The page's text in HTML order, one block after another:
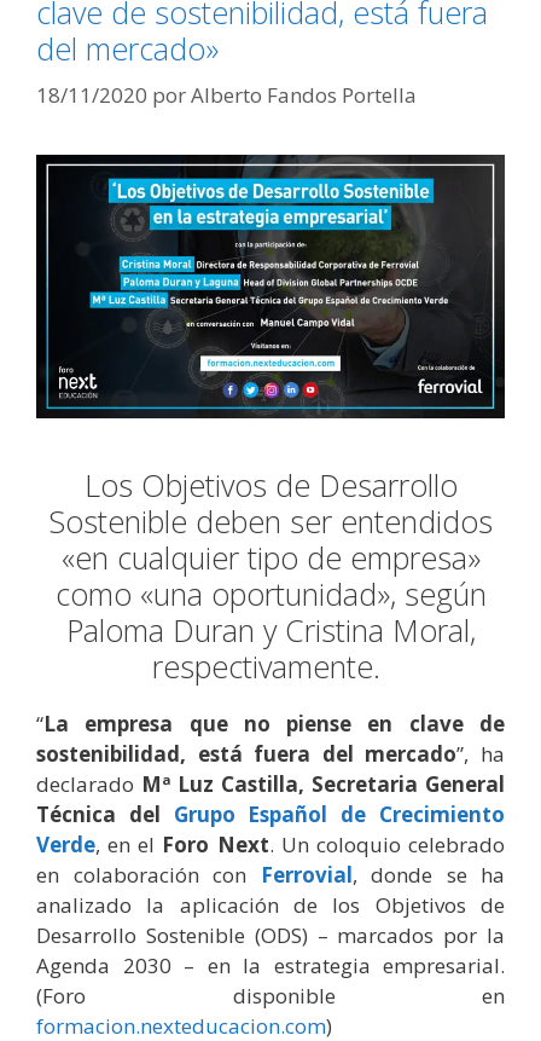
clave de sostenibilidad, está fuera
del mercado»
18/11/2020 porAlberto Fandos Portella
Los Objetivos de Desarrollo
Sostenible deben ser entendidos
«en cualquier tipo de empresa»
como «una oportunidad», según
Paloma Duran y Cristina Moral,
respectivamente.
“La empresa que no piense en clave de
sostenibilidad, está fuera del mercado”, ha
declarado Mª Luz Castilla, Secretaria General
Técnica del Grupo Español de Crecimiento
Verde, en el Foro Next. Un coloquio celebrado
en colaboración con
Ferrovial, donde se ha
analizado la aplicación de los Objetivos de
Desarrollo Sostenible (ODS) – marcados por la
Agenda 2030 – en la estrategia empresarial.
(Foro disponible en
formacion.nexteducacion.com)